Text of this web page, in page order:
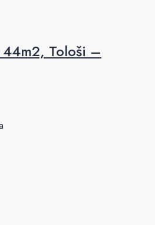
44m2, Tološi –